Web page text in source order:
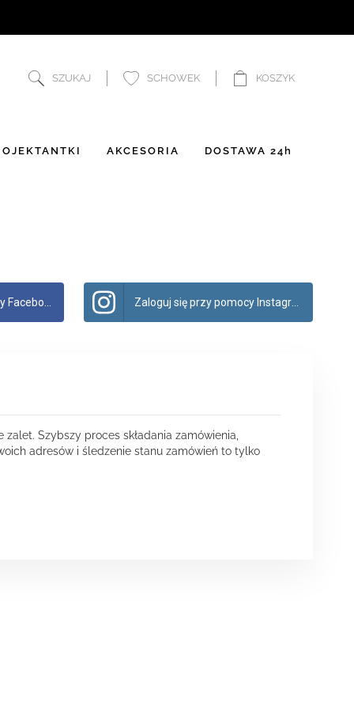
SZUKAJ SCHOWEK KOSZYK
AKCESORIA DOSTAWA 24h
Zaloguj się przy pomocy Instagram
zalet. Szybszy proces składania zamówienia,
adresów i śledzenie stanu zamówień to tylko